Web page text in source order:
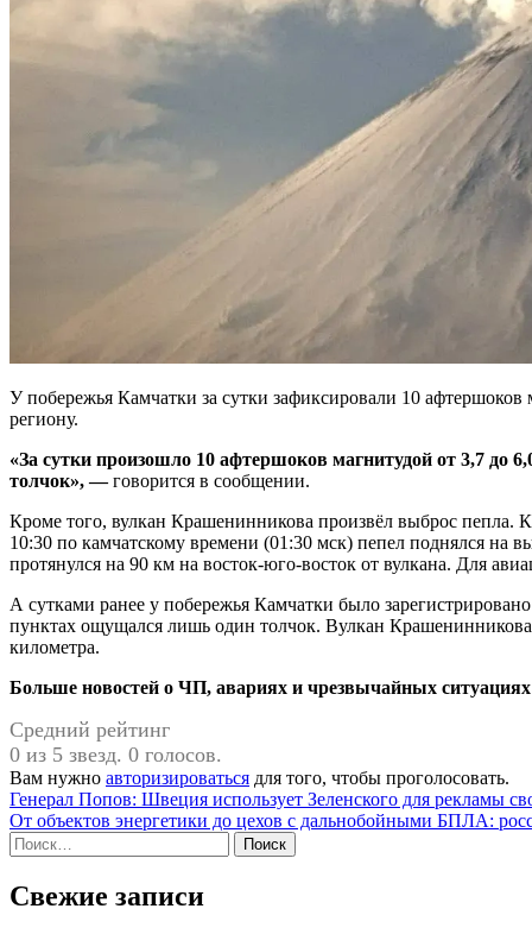
У побережья Камчатки за сутки зафиксировали 10
региону.
«За сутки произошло 10 афтершоков магнитудой от 3,7 до
толчок», —говорится в сообщении.
Кроме того, вулкан Крашенинникова произвёл выброс
10:30 по камчатскому времени (01:30 мск) пепел поднялся на
протянулся на 90 км на восток-юго-восток от вулкана. Для
А сутками ранее у побережья Камчатки было
пунктах ощущался лишь один толчок. Вулкан
километра.
Больше новостей о ЧП, авариях и чрезвычайных
Средний рейтинг
0 из 5 звезд. 0 голосов.
Вам нужно авторизироваться для того, чтобы проголосовать.
Навигация
по
записям
Генерал Попов: Швеция использует Зеленского для рекламы
От объектов энергетики до цехов с дальнобойными БПЛА:
Найти:
Свежие записи